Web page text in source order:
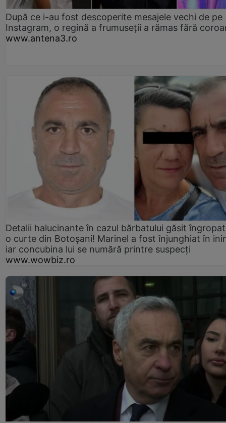
După ce i-au fost descoperite mesajele vechi de pe
Instagram, o regină a frumuseții a rămas fără
www.antena3.ro
Detalii halucinante în cazul bărbatului găsit
o curte din Botoșani! Marinel a fost înjunghiat în
iar concubina lui se numără printre suspecți
www.wowbiz.ro